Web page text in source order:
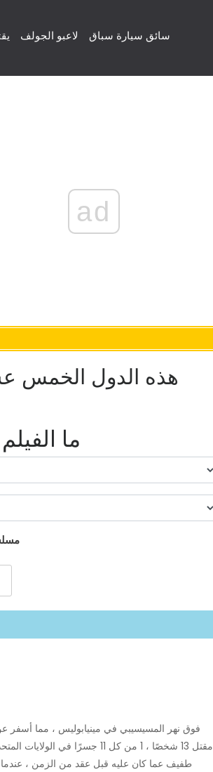
لاعبو الجولف سائق سيارة سباق
ad
هذه الدول الخمس
ما
مقتل 13 شخصًا ، 1 من كل 11 جسرًا في الولايات المتحدة معيبة هيكليًا ، وفقًا لـ